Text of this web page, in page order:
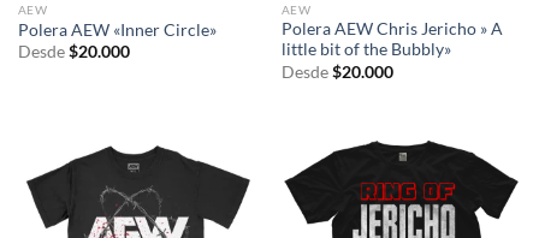
AEW
Polera AEW «Inner Circle»
Desde $20.000
AEW
Polera AEW Chris Jericho » A
little bit of the Bubbly»
Desde $20.000